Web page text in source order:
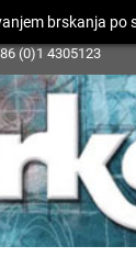
(0)1 4305123
brskanja